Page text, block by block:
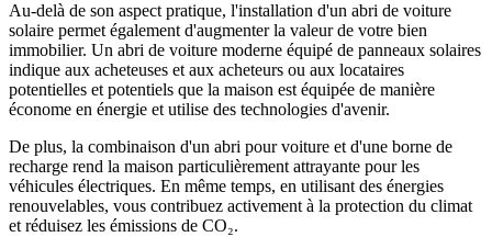
Au-delà de son aspect pratique, l'installation d'un abri de voiture
solaire permet également d'augmenter la valeur de votre bien
immobilier. Un abri de voiture moderne équipé de panneaux solaires
indique aux acheteuses et aux acheteurs ou aux locataires
potentielles et potentiels que la maison est équipée de manière
économe en énergie et utilise des technologies d'avenir.
De plus, la combinaison d'un abri pour voiture et d'une borne de
recharge rend la maison particulièrement attrayante pour les
véhicules électriques. En même temps, en utilisant des énergies
renouvelables, vous contribuez activement à la protection du climat
et réduisez les émissions de CO₂.